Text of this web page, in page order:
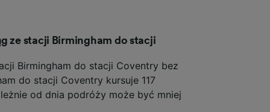
ze stacji Birmingham do stacji
Birmingham do stacji Coventry bez
do stacji Coventry kursuje 117
od dnia podróży może być mniej